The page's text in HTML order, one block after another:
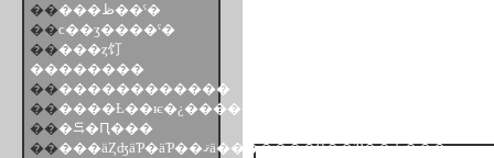
��
���ظ��ˤ�
��ϲ��ӡ����ˤ�
�����ȥ饤
��������
��������������
������Ƚ��ѥ�¿����
���⥹�Ԥ���
��
���äȤʤäƤ�äƤ��ޤä�������Ϥ��Ƥ��ʤ���